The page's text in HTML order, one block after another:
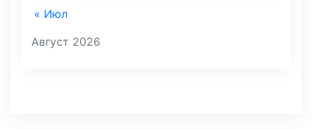
Август 2026
« Июл